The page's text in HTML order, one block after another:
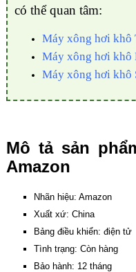
có thể quan tâm:
Máy xông hơi khô
Máy xông hơi khô
Máy xông hơi khô
Mô tả sản
Amazon
Nhãn hiệu: Amazon
Xuất xứ: China
Bảng điều khiển: điện tử
Tình trạng: Còn hàng
Bảo hành: 12 tháng